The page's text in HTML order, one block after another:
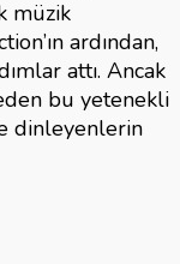
müzik
ardından,
attı. Ancak
bu yetenekli
dinleyenlerin